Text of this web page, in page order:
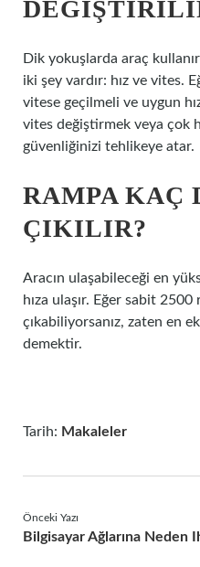
Dik yokuşlarda araç
iki şey vardır: hız ve vites.
vitese geçilmeli ve uygun
vites değiştirmek veya çok
güvenliğinizi tehlikeye atar.
RAMPA KAÇ
ÇIKILIR?
Aracın ulaşabileceği en
hıza ulaşır. Eğer sabit 2500
çıkabiliyorsanız, zaten en
demektir.
Tarih: Makaleler
Önceki Yazı
Bilgisayar Ağlarına Neden